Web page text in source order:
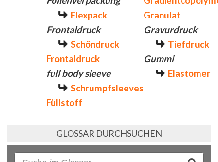
Flexpack
Frontaldruck
Schöndruck
Frontaldruck
full body sleeve
Schrumpfsleeves
Füllstoff
Granulat
Gravurdruck
Tiefdruck
Gummi
Elastomer
GLOSSAR DURCHSUCHEN